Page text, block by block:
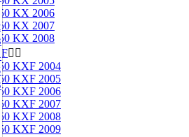
KX 2006
KX 2007
KX 2008
 
KXF 2004
KXF 2005
KXF 2006
KXF 2007
KXF 2008
KXF 2009